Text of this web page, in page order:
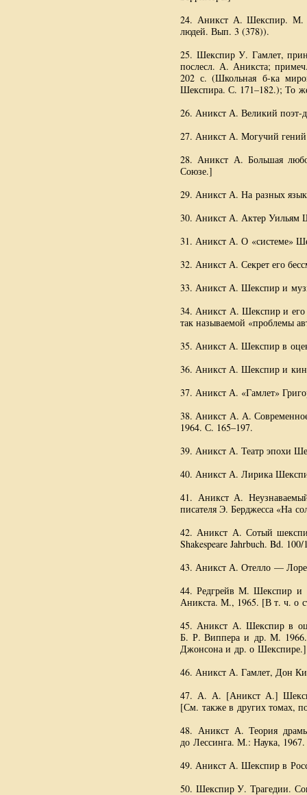
24. Аникст А. Шекспир. М. :
людей. Вып. 3 (378)).
25. Шекспир У. Гамлет,
послесл. А. Аникста;
202 с. (Школьнаяб-ка
Шекспира. С. 171–182.); То
26. Аникст А. Великий поэт-
27. Аникст А. Могучий
28. Аникст А. Большая
Союзе.]
29. Аникст А. На разных
30. Аникст А. Актер Уильям
31. Аникст А. О «системе»
32. Аникст А. Секрет его
33. Аникст А. Шекспир и
34. Аникст А. Шекспир и его
так называемой «проблемы
35. Аникст А. Шекспир в
36. Аникст А. Шекспир и
37. Аникст А. «Гамлет»
38. Аникст А. А.
1964. С. 165–197.
39. Аникст А. Театр эпохи
40. Аникст А. Лирика
41. Аникст А.
писателя Э. Берджесса «На
42. Аникст А. Сотый
Shakespeare Jahrbuch. Bd.
43. Аникст А. Отелло —
44. Редгрейв М. Шекспир
Аникста. М., 1965. [В т. ч. о
45. Аникст А. Шекспир в
Б. Р. Виппера и др. М.
Джонсона и др. о Шекспире.]
46. Аникст А. Гамлет, Дон
47. А. А. [Аникст А.]
[См. также в других томах,
48. Аникст А. Теория
до Лессинга. М.: Наука,
49. Аникст А. Шекспир в
50. Шекспир У. Трагедии.